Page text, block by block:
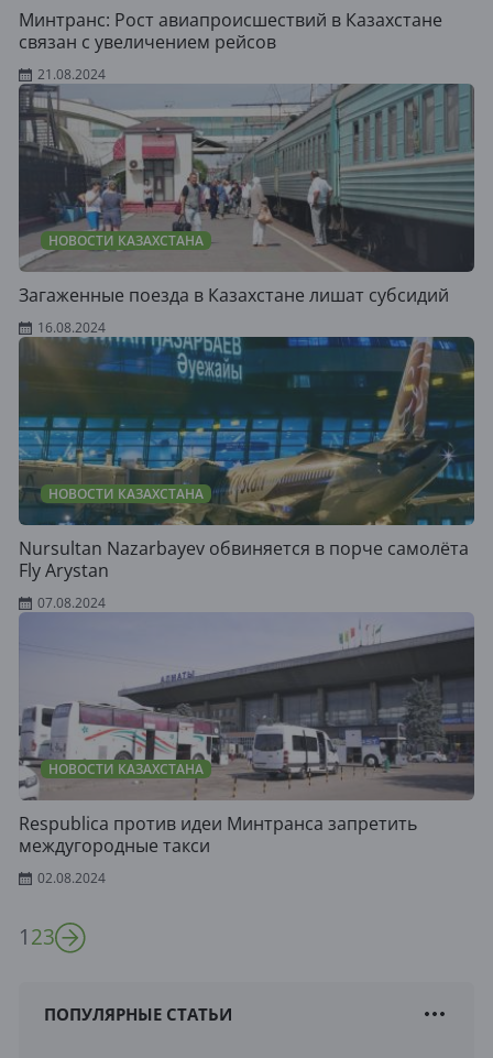
Минтранс: Рост авиапроисшествий в Казахстане
связан с увеличением рейсов
21.08.2024
НОВОСТИ КАЗАХСТАНА
Загаженные поезда в Казахстане лишат субсидий
16.08.2024
НОВОСТИ КАЗАХСТАНА
Nursultan Nazarbayev обвиняется в порче самолёта
Fly Arystan
07.08.2024
НОВОСТИ КАЗАХСТАНА
Respublica против идеи Минтранса запретить
междугородные такси
02.08.2024
123
ПОПУЛЯРНЫЕ СТАТЬИ